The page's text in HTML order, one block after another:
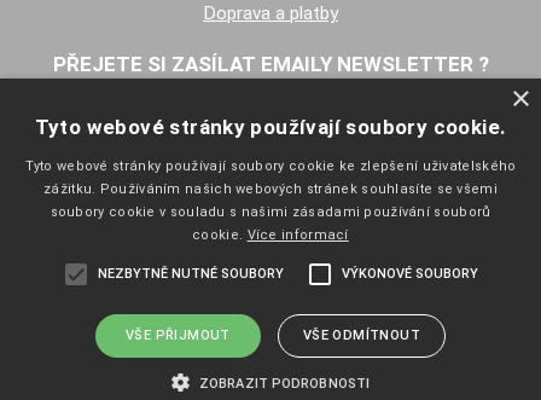
Doprava a platby
PŘEJETE SI ZASÍLAT EMAILY NEWSLETTER ?
NAVIGACE
Úvodní strana
Nákupní košík
Obchodní podmínky
Kontaktní informace
×
Tyto webové stránky používají soubory cookie.
Tyto webové stránky používají soubory cookie ke zlepšení uživatelského
zážitku. Používáním našich webových stránek souhlasíte se všemi
soubory cookie v souladu s našimi zásadami používání souborů
cookie. Více informací
NEZBYTNĚ NUTNÉ SOUBORY VÝKONOVÉ SOUBORY
VŠE PŘIJMOUT VŠE ODMÍTNOUT
ZOBRAZIT PODROBNOSTI